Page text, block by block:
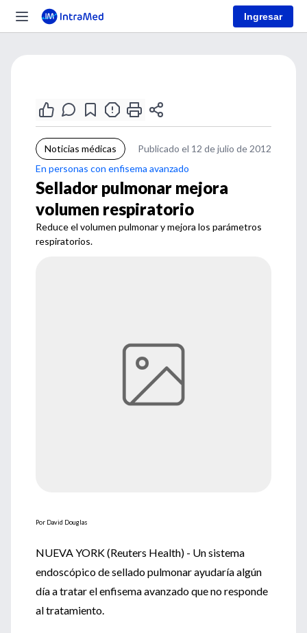
Ingresar
Noticias médicas
Publicado el 12 de julio de 2012
En personas con enfisema avanzado
Sellador pulmonar mejora
volumen respiratorio
Reduce el volumen pulmonar y mejora los parámetros
respiratorios.
Por David Douglas
NUEVA YORK (Reuters Health) - Un sistema
endoscópico de sellado pulmonar ayudaría algún
día a tratar el enfisema avanzado que no responde
al tratamiento.